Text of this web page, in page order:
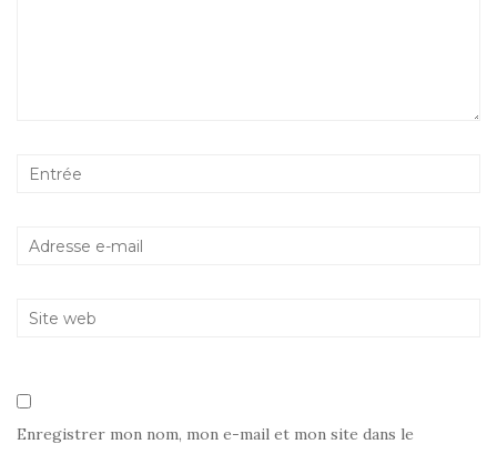
Enregistrer mon nom, mon e-mail et mon site dans le